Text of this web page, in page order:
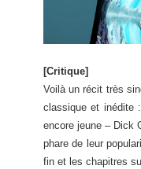
[Critique]
Voilà un récit très
classique et inédite
encore jeune – Dick
phare de leur
fin et les chapitres